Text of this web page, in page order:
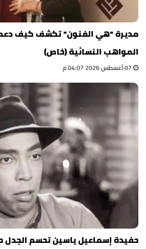
مديرة "هي الفنون" تكشف كيف
المواهب النسائية (خاص)
حفيدة إسماعيل ياسين تحسم الجدل